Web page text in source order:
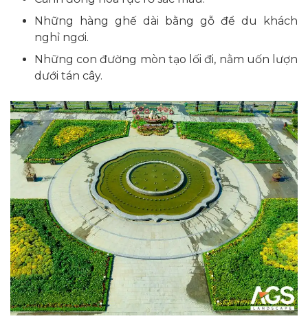
Những hàng ghế dài bằng gỗ để du khách
nghỉ ngơi.
Những con đường mòn tạo lối đi, nằm uốn lượn
dưới tán cây.